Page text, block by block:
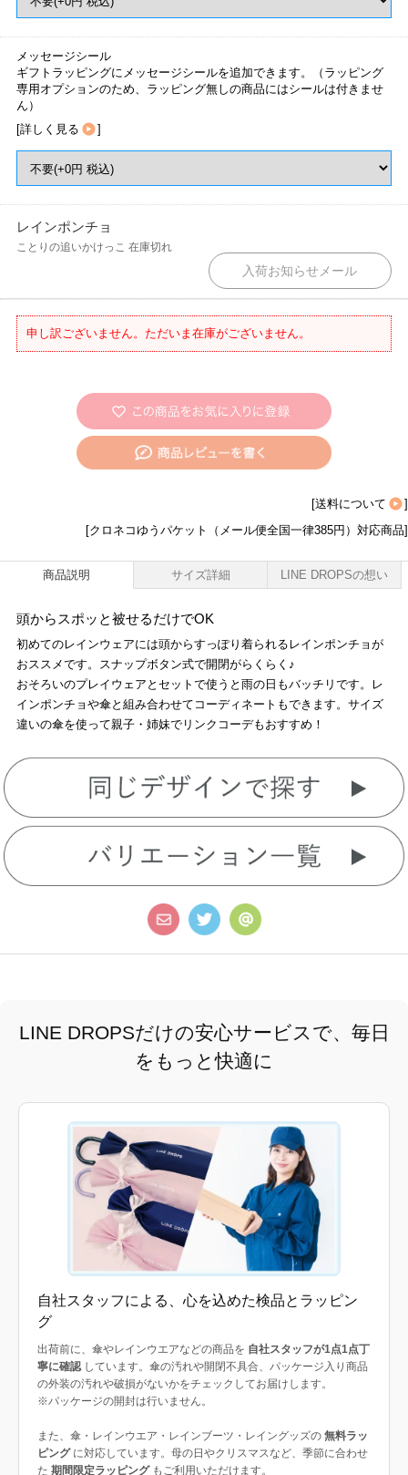
メッセージシール
ギフトラッピングにメッセージシールを追加できます。（ラッピング
専用オプションのため、ラッピング無しの商品にはシールは付きませ
ん）
[詳しく見る ]
レインポンチョ
ことりの追いかけっこ 在庫切れ
申し訳ございません。ただいま在庫がございません。
[送料について
]
[クロネコゆうパケット（メール便全国一律385円）対応商品]
商品説明 サイズ詳細 LINE DROPSの想い
頭からスポッと被せるだけでOK
初めてのレインウェアには頭からすっぽり着られるレインポンチョが
おススメです。スナップボタン式で開閉がらくらく♪
おそろいのプレイウェアとセットで使うと雨の日もバッチリです。レ
インポンチョや傘と組み合わせてコーディネートもできます。サイズ
違いの傘を使って親子・姉妹でリンクコーデもおすすめ！
LINE DROPSだけの安心サービスで、毎日
をもっと快適に
自社スタッフによる、心を込めた検品とラッピン
グ
出荷前に、傘やレインウエアなどの商品を 自社スタッフが1点1点丁
寧に確認しています。傘の汚れや開閉不具合、パッケージ入り商品
の外装の汚れや破損がないかをチェックしてお届けします。
※パッケージの開封は行いません。
また、傘・レインウエア・レインブーツ・レイングッズの 無料ラッ
ピングに対応しています。母の日やクリスマスなど、季節に合わせ
た 期間限定ラッピングもご利用いただけます。